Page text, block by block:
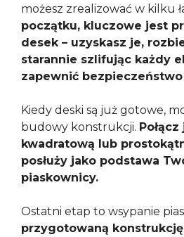
możesz zrealizować w kilku
początku, kluczowe jest
desek – uzyskasz je,
starannie szlifując każdy
zapewnić
Kiedy deski są już gotowe,
budowy konstrukcji.
kwadratową lub
posłuży jako podstawa
piaskownicy.
Ostatni etap to wsypanie
przygotowaną